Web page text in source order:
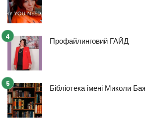
Профайлинговий ГАЙД
Бібліотека імені Миколи